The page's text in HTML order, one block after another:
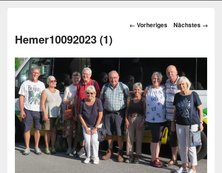
Bilder-
← Vorheriges Nächstes →
Hemer10092023 (1)